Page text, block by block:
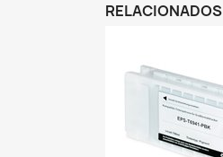
RELACIONADOS